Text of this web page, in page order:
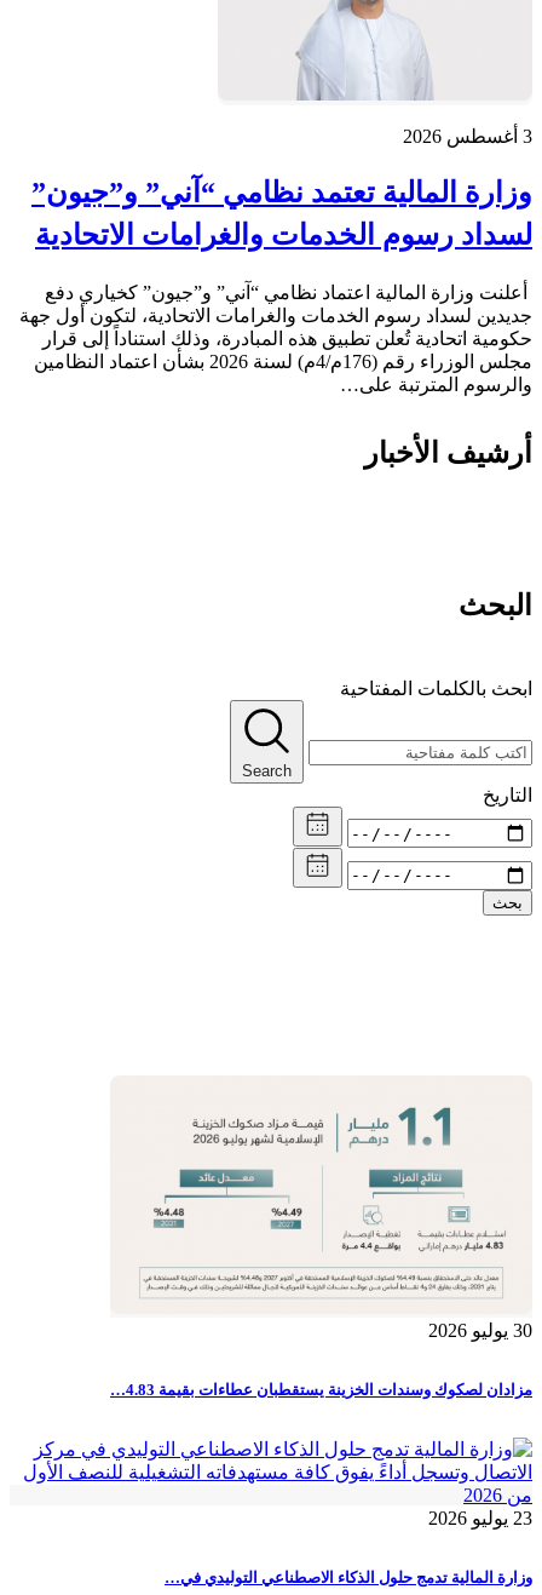
3 أغسطس 2026
وزارة المالية تعتمد نظامي “آني” و”جيون”
لسداد رسوم الخدمات والغرامات الاتحادية
أعلنت وزارة المالية اعتماد نظامي “آني” و”جيون” كخياري دفع
جديدين لسداد رسوم الخدمات والغرامات الاتحادية، لتكون أول جهة
حكومية اتحادية تُعلن تطبيق هذه المبادرة، وذلك استناداً إلى قرار
مجلس الوزراء رقم (176م/4م) لسنة 2026 بشأن اعتماد النظامين
والرسوم المترتبة على…
أرشيف الأخبار
البحث
ابحث بالكلمات المفتاحية
Search
التاريخ
بحث
30 يوليو 2026
مزادان لصكوك وسندات الخزينة يستقطبان عطاءات بقيمة 4.83…
23 يوليو 2026
وزارة المالية تدمج حلول الذكاء الاصطناعي التوليدي في…